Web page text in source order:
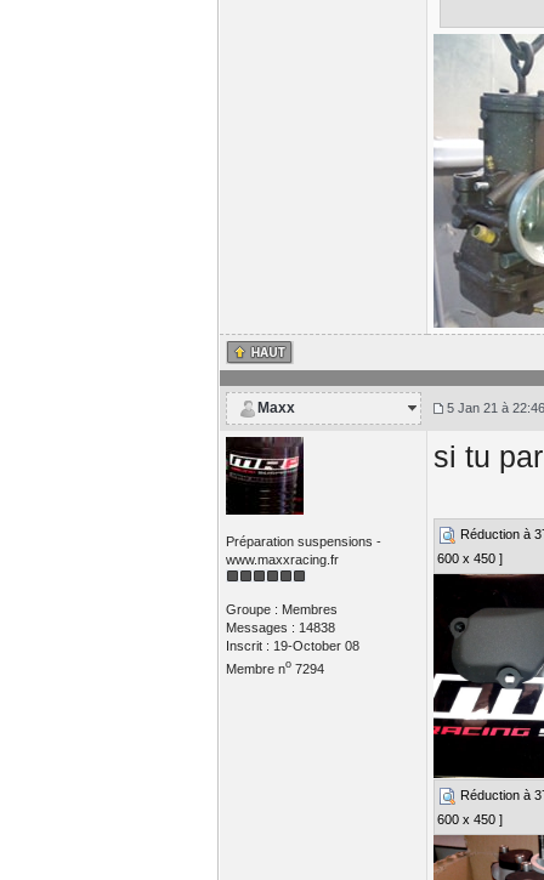
Maxx 5 Jan 21 à 22:46
Préparation suspensions -
www.maxxracing.fr
Groupe : Membres
Messages : 14838
Inscrit : 19-October 08
Membre no7294
si tu
Réduction à
600 x 450 ]
Réduction à
600 x 450 ]